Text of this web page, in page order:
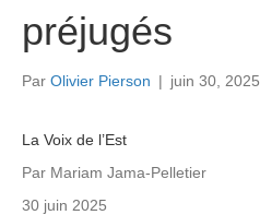
préjugés
Par Olivier Pierson | juin 30, 2025
La Voix de l’Est
Par Mariam Jama-Pelletier
30 juin 2025